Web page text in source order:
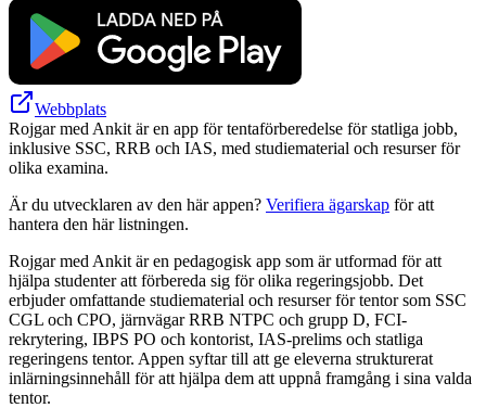
Webbplats
Rojgar med Ankit är en app för tentaförberedelse för statliga jobb,
inklusive SSC, RRB och IAS, med studiematerial och resurser för
olika examina.
Är du utvecklaren av den här appen? Verifiera ägarskap för att
hantera den här listningen.
Rojgar med Ankit är en pedagogisk app som är utformad för att
hjälpa studenter att förbereda sig för olika regeringsjobb. Det
erbjuder omfattande studiematerial och resurser för tentor som SSC
CGL och CPO, järnvägar RRB NTPC och grupp D, FCI-
rekrytering, IBPS PO och kontorist, IAS-prelims och statliga
regeringens tentor. Appen syftar till att ge eleverna strukturerat
inlärningsinnehåll för att hjälpa dem att uppnå framgång i sina valda
tentor.